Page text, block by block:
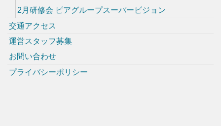
2月研修会 ピアグループスーパービジョン
交通アクセス
運営スタッフ募集
お問い合わせ
プライバシーポリシー